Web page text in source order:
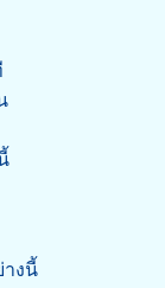
างนี้